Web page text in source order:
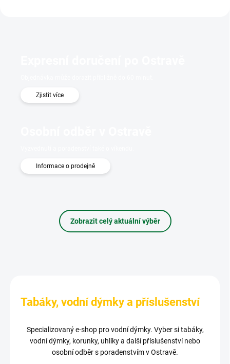
Zjistit více
Informace o prodejně
Zobrazit celý aktuální výběr
Tabáky, vodní dýmky a příslušenství
Specializovaný e-shop pro vodní dýmky. Vyber si tabáky,
vodní dýmky, korunky, uhlíky a další příslušenství nebo
osobní odběr s poradenstvím v Ostravě.